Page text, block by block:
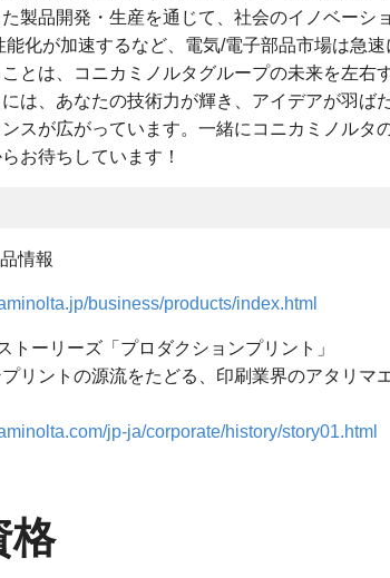
製品開発・生産を通じて、社会のイノベーシ
能化が加速するなど、電気/電子部品市場は急
とは、コニカミノルタグループの未来を左右
は、あなたの技術力が輝き、アイデアが羽ば
スが広がっています。一緒にコニカミノルタ
お待ちしています！
情報
business/products/index.html
トーリーズ「プロダクションプリント」
リントの源流をたどる、印刷業界のアタリマ
jp-ja/corporate/history/story01.html
格